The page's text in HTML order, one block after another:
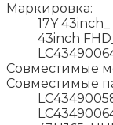
Маркировка:
17Y 43inch_
43inch
Совместимые
Совместимые